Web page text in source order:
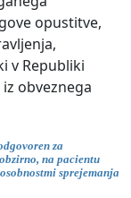
opustitve,
Republiki
obveznega
za
na pacientu
sprejemanja